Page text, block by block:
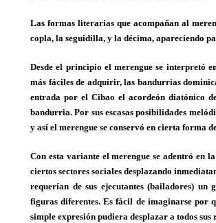
Las formas literarias que acompañan al
copla, la seguidilla, y la décima, apareciendo
Desde el principio el merengue se interpretó
más fáciles de adquirir, las bandurrias
entrada por el Cibao el acordeón diatónico
bandurria. Por sus escasas posibilidades
y así el merengue se conservó en cierta forma
Con esta variante el merengue se adentró en
ciertos sectores sociales desplazando
requerían de sus ejecutantes (bailadores)
figuras diferentes. Es fácil de imaginarse por
simple expresión pudiera desplazar a todos